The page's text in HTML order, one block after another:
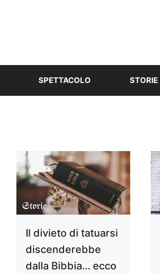
SPETTACOLO STORIE
Il divieto di tatuarsi
discenderebbe
dalla Bibbia… ecco